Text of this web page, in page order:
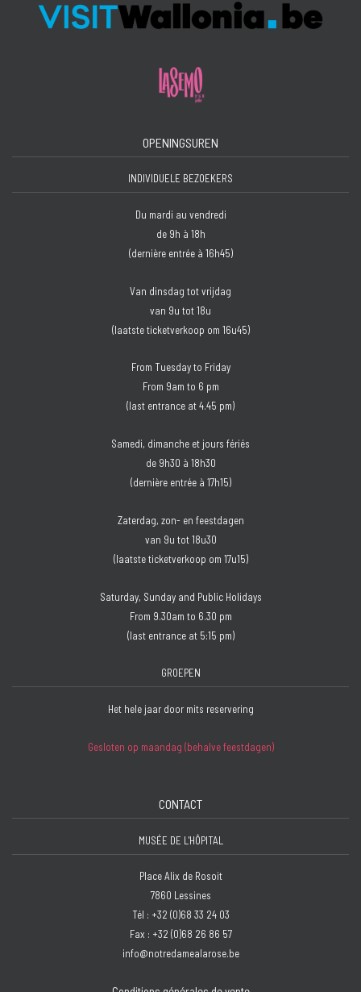
OPENINGSUREN
INDIVIDUELE BEZOEKERS
Du mardi au vendredi
de 9h à 18h
(dernière entrée à 16h45)
Van dinsdag tot vrijdag
van 9u tot 18u
(laatste ticketverkoop om 16u45)
From Tuesday to Friday
From 9am to 6 pm
(last entrance at 4.45 pm)
Samedi, dimanche et jours fériés
de 9h30 à 18h30
(dernière entrée à 17h15)
Zaterdag, zon- en feestdagen
van 9u tot 18u30
(laatste ticketverkoop om 17u15)
Saturday, Sunday and Public Holidays
From 9.30am to 6.30 pm
(last entrance at 5:15 pm)
GROEPEN
Het hele jaar door mits reservering
Gesloten op maandag (behalve feestdagen)
CONTACT
MUSÉE DE L'HÔPITAL
Place Alix de Rosoit
7860 Lessines
Tél : +32 (0)68 33 24 03
Fax : +32 (0)68 26 86 57
info@notredamealarose.be